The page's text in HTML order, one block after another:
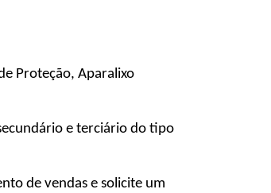
Proteção, Aparalixo
e terciário do tipo
de vendas e solicite um